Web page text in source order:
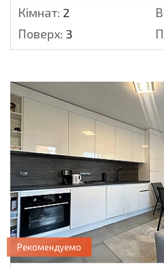
Кімнат: 2
Поверх: 3
Рекомендуемо